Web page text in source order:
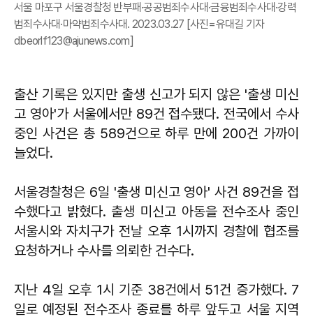
서울 마포구 서울경찰청 반부패·공공범죄수사대·금융범죄수사대·강력
범죄수사대·마약범죄수사대. 2023.03.27 [사진=유대길 기자
dbeorlf123@ajunews.com]
출산 기록은 있지만 출생 신고가 되지 않은 '출생 미신
고 영아'가 서울에서만 89건 접수됐다. 전국에서 수사
중인 사건은 총 589건으로 하루 만에 200건 가까이
늘었다.
서울경찰청은 6일 '출생 미신고 영아' 사건 89건을 접
수했다고 밝혔다. 출생 미신고 아동을 전수조사 중인
서울시와 자치구가 전날 오후 1시까지 경찰에 협조를
요청하거나 수사를 의뢰한 건수다.
지난 4일 오후 1시 기준 38건에서 51건 증가했다. 7
일로 예정된 전수조사 종료를 하루 앞두고 서울 지역